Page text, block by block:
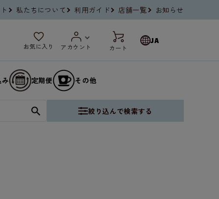
私たちについて 利用ガイド 店舗一覧 お知らせ
お気に入り アカウント カート
JA
定期便 その他
絞り込んで検索する